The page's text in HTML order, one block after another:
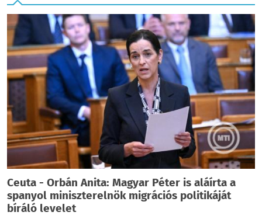
Ceuta - Orbán Anita: Magyar Péter is aláírta a
spanyol miniszterelnök migrációs politikáját
bíráló levelet